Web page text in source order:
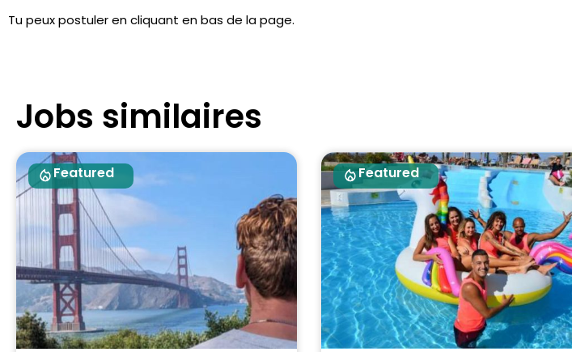
Tu peux postuler en cliquant en bas de la page.
Jobs similaires
Featured Featured